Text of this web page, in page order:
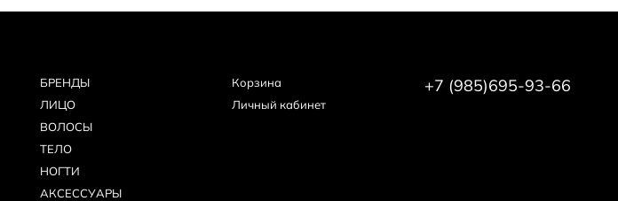
БPEНДЫ
ЛИЦО
ВОЛОСЫ
ТЕЛО
НОГТИ
АКСЕССУАРЫ
Корзина
Личный кабинет
+7 (985)695-93-66